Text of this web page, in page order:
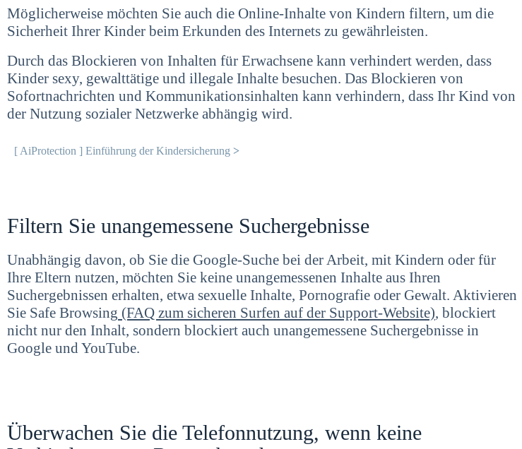
Möglicherweise möchten Sie auch die Online-Inhalte von Kindern filtern, um die
Sicherheit Ihrer Kinder beim Erkunden des Internets zu gewährleisten.
Durch das Blockieren von Inhalten für Erwachsene kann verhindert werden, dass
Kinder sexy, gewalttätige und illegale Inhalte besuchen. Das Blockieren von
Sofortnachrichten und Kommunikationsinhalten kann verhindern, dass Ihr Kind von
der Nutzung sozialer Netzwerke abhängig wird.
[ AiProtection ] Einführung der Kindersicherung >
Filtern Sie unangemessene Suchergebnisse
Unabhängig davon, ob Sie die Google-Suche bei der Arbeit, mit Kindern oder für
Ihre Eltern nutzen, möchten Sie keine unangemessenen Inhalte aus Ihren
Suchergebnissen erhalten, etwa sexuelle Inhalte, Pornografie oder Gewalt. Aktivieren
Sie Safe Browsing (FAQ zum sicheren Surfen auf der Support-Website), blockiert
nicht nur den Inhalt, sondern blockiert auch unangemessene Suchergebnisse in
Google und YouTube.
Überwachen Sie die Telefonnutzung, wenn keine